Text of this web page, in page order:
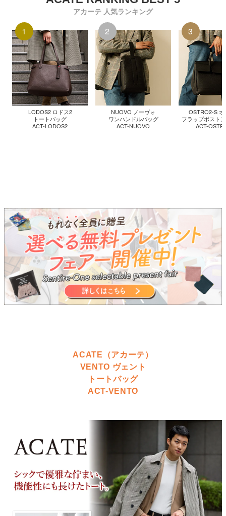
ACATE（アカーテ）
VENTO ヴェント
トートバッグ
ACT-VENTO